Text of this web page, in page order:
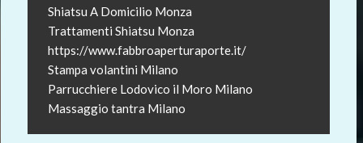
Shiatsu A Domicilio Monza
Trattamenti Shiatsu Monza
https://www.fabbroaperturaporte.it/
Stampa volantini Milano
Parrucchiere Lodovico il Moro Milano
Massaggio tantra Milano